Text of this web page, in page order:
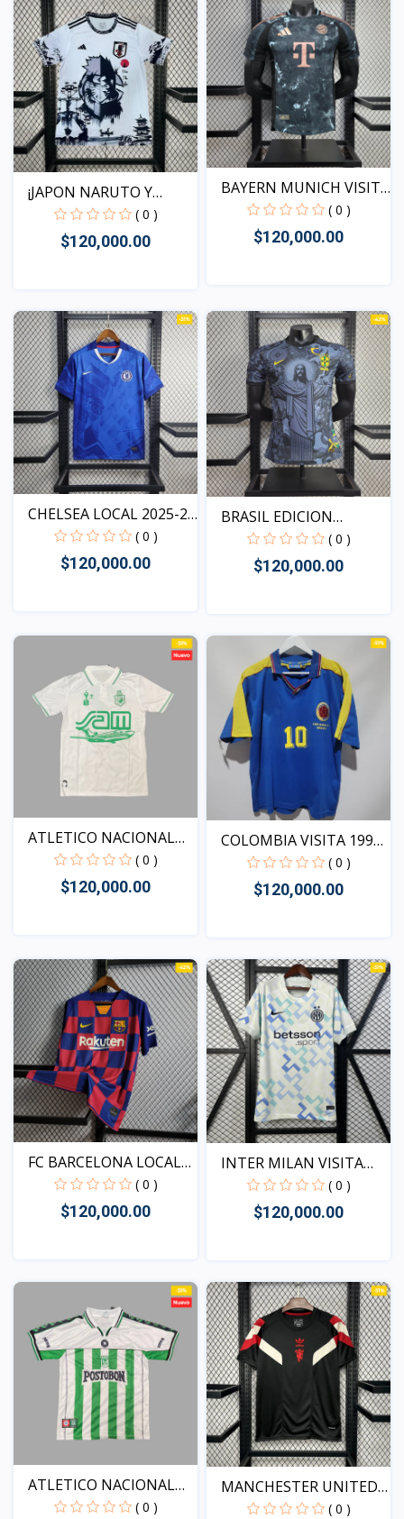
¡JAPON NARUTO Y
SASUKE...
( 0 )
$120,000.00
Vista
BAYERN MUNICH VISITA
( 0 )
$120,000.00
CHELSEA LOCAL 2025-26
( 0 )
$120,000.00
Vista
BRASIL EDICION
ESPECIAL...
( 0 )
$120,000.00
Vista
ATLETICO NACIONAL
VISIT...
( 0 )
$120,000.00
Vista
COLOMBIA VISITA 1998
( 0 )
$120,000.00
Vista
FC BARCELONA LOCAL
RETR...
( 0 )
$120,000.00
Vista
INTER MILAN VISITA
2025...
( 0 )
$120,000.00
Vista
ATLETICO NACIONAL
VISIT...
( 0 )
MANCHESTER UNITED
CAMIS...
( 0 )